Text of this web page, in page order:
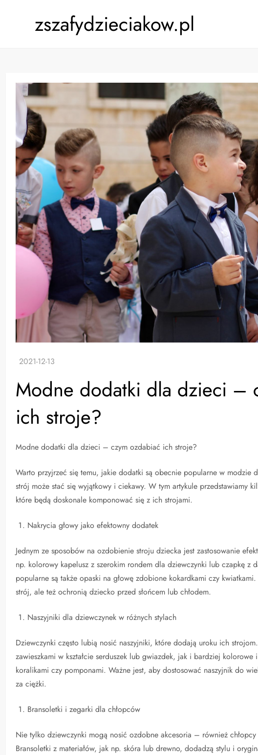
zszafydzieciakow.pl
Modne dodatki dla dzieci –
ich stroje?
Modne dodatki dla dzieci – czym ozdabiać ich stroje?
Warto przyjrzeć się temu, jakie dodatki są obecnie popularne w modzie
strój może stać się wyjątkowy i ciekawy. W tym artykule przedstawiamy
które będą doskonale komponować się z ich strojami.
Nakrycia głowy jako efektowny dodatek
Jednym ze sposobów na ozdobienie stroju dziecka jest zastosowanie
np. kolorowy kapelusz z szerokim rondem dla dziewczynki lub czapkę z
popularne są także opaski na głowę zdobione kokardkami czy kwiatkami.
strój, ale też ochronią dziecko przed słońcem lub chłodem.
Naszyjniki dla dziewczynek w różnych stylach
Dziewczynki często lubią nosić naszyjniki, które dodają uroku ich
zawieszkami w kształcie serduszek lub gwiazdek, jak i bardziej kolorowe
koralikami czy pomponami. Ważne jest, aby dostosować naszyjnik do
za ciężki.
Bransoletki i zegarki dla chłopców
Nie tylko dziewczynki mogą nosić ozdobne akcesoria – również
Bransoletki z materiałów, jak np. skóra lub drewno, dodadzą stylu i